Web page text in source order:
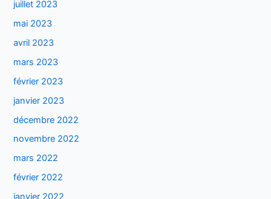
juillet 2023
mai 2023
avril 2023
mars 2023
février 2023
janvier 2023
décembre 2022
novembre 2022
mars 2022
février 2022
janvier 2022